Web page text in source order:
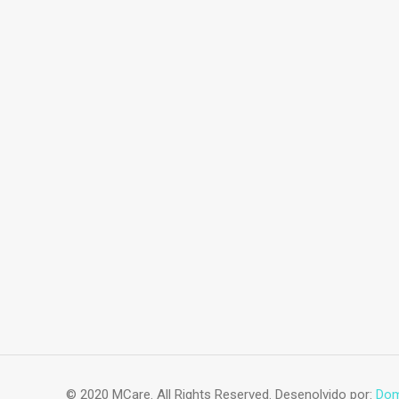
© 2020 MCare. All Rights Reserved. Desenolvido por: